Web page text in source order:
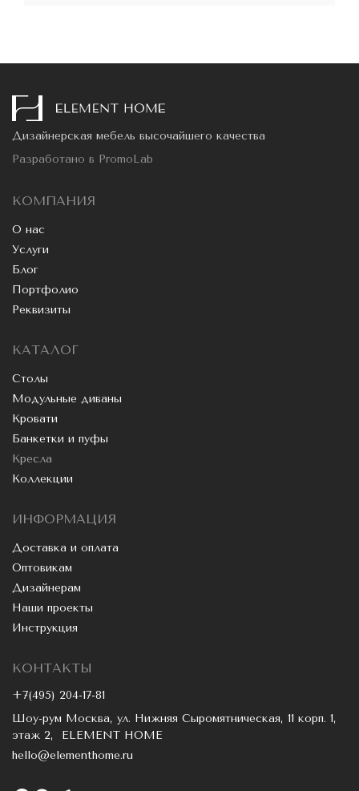
Дизайнерская мебель высочайшего качества
Разработано в PromoLab
КОМПАНИЯ
О нас
Услуги
Блог
Портфолио
Реквизиты
КАТАЛОГ
Столы
Модульные диваны
Кровати
Банкетки и пуфы
Кресла
Коллекции
ИНФОРМАЦИЯ
Доставка и оплата
Оптовикам
Дизайнерам
Наши проекты
Инструкция
КОНТАКТЫ
+7(495) 204-17-81
Шоу-рум Москва, ул. Нижняя Сыромятническая, 11 корп. 1,
этаж 2, ELEMENT HOME
hello@elementhome.ru